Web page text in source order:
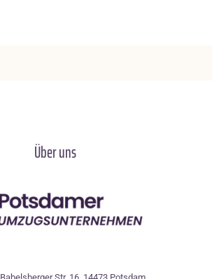
Über uns